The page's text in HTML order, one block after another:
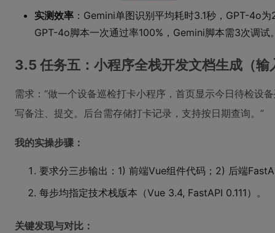
实测效率 ：Gemini单图识别平均耗时3.1秒，GPT-4o
GPT-4o脚本一次通过率100%，Gemini脚本需3次调试
3.5 任务五：小程序全栈开发文档生成（输
需求：“做一个设备巡检打卡小程序，首页显示今日待检设
写备注、提交。后台需存储打卡记录，支持按日期查询。”
我的实操步骤：
要求分三步输出：1) 前端Vue组件代码；2) 后端
每步均指定技术栈版本（Vue 3.4, FastAPI 0.111）。
关键发现与对比：